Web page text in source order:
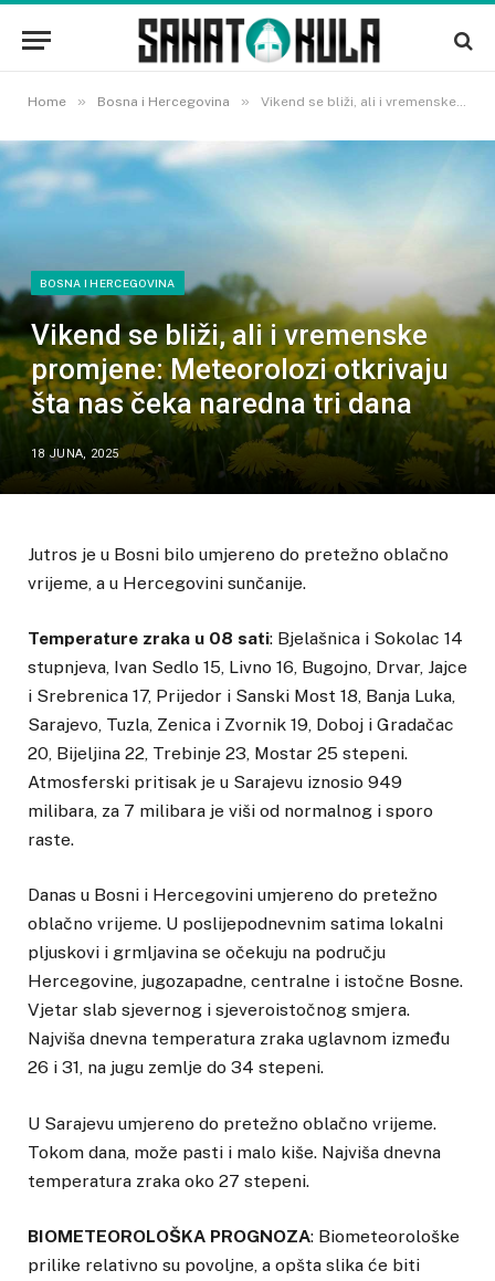
Home » Bosna i Hercegovina » Vikend se bliži, ali i vremenske promjene: Meteorolozi otkrivaju šta nas čeka naredna tri dana
BOSNA I HERCEGOVINA
Vikend se bliži, ali i vremenske
promjene: Meteorolozi otkrivaju
šta nas čeka naredna tri dana
18 JUNA, 2025
Jutros je u Bosni bilo umjereno do pretežno oblačno
vrijeme, a u Hercegovini sunčanije.
Temperature zraka u 08 sati: Bjelašnica i Sokolac 14
stupnjeva, Ivan Sedlo 15, Livno 16, Bugojno, Drvar, Jajce
i Srebrenica 17, Prijedor i Sanski Most 18, Banja Luka,
Sarajevo, Tuzla, Zenica i Zvornik 19, Doboj i Gradačac
20, Bijeljina 22, Trebinje 23, Mostar 25 stepeni.
Atmosferski pritisak je u Sarajevu iznosio 949
milibara, za 7 milibara je viši od normalnog i sporo
raste.
Danas u Bosni i Hercegovini umjereno do pretežno
oblačno vrijeme. U poslijepodnevnim satima lokalni
pljuskovi i grmljavina se očekuju na području
Hercegovine, jugozapadne, centralne i istočne Bosne.
Vjetar slab sjevernog i sjeveroistočnog smjera.
Najviša dnevna temperatura zraka uglavnom između
26 i 31, na jugu zemlje do 34 stepeni.
U Sarajevu umjereno do pretežno oblačno vrijeme.
Tokom dana, može pasti i malo kiše. Najviša dnevna
temperatura zraka oko 27 stepeni.
BIOMETEOROLOŠKA PROGNOZA: Biometeorološke
prilike relativno su povoljne, a opšta slika će biti